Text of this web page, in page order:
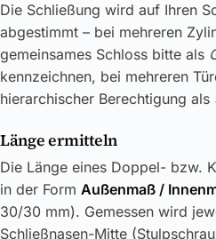
Die Schließung wird auf Ihren
abgestimmt – bei mehreren
gemeinsames Schloss bitte als
kennzeichnen, bei mehreren
hierarchischer Berechtigung als
Länge ermitteln
Die Länge eines Doppel- bzw.
in der Form Außenmaß /
30/30 mm). Gemessen wird
Schließnasen-Mitte